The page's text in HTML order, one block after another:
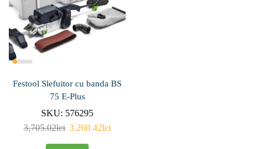
Festool Slefuitor cu banda BS
75 E-Plus
SKU: 576295
3,705.02lei 3,260.42lei